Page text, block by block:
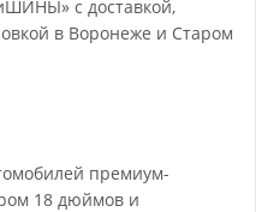
с доставкой,
в Воронеже и Старом
премиум-
18 дюймов и